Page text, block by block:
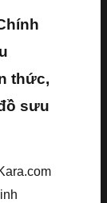
thức,
sưu